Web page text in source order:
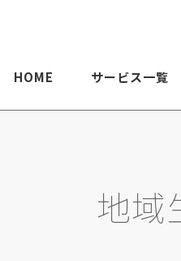
HOME サービス一覧
地域